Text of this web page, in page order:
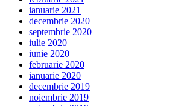
ianuarie 2021
decembrie 2020
septembrie 2020
iulie 2020
iunie 2020
februarie 2020
ianuarie 2020
decembrie 2019
noiembrie 2019